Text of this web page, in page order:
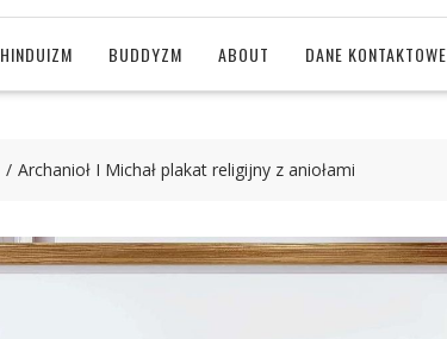
HINDUIZM BUDDYZM ABOUT DANE KONTAKTOWE
Archanioł I Michał plakat religijny z aniołami